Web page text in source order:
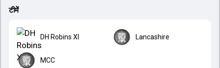
टीमें
DH Robins XI Lancashire
MCC